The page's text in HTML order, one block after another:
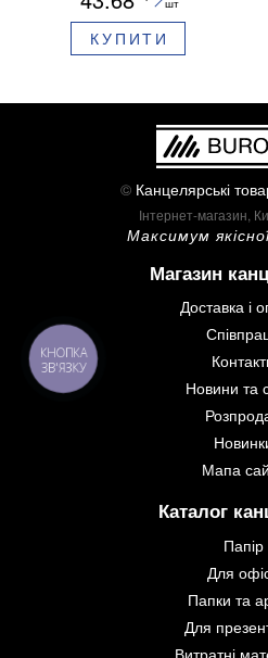
блістері BM.8379-02
шт
КУПИТИ
© Канцелярські
Інтернет-магазин,
Максимум
Магазин
Доставка і
Новини та
Мапа
Каталог
Папір
Для
Папки та
Для
Витратні
КНОПКА
ЗВ'ЯЗКУ